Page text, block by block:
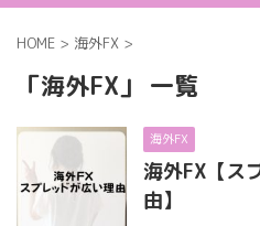
HOME > 海外FX >
「海外FX」 一覧
海外FX
海外FX【ス
由】